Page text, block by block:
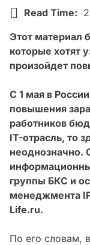
Read Time:
Этот материал
которые хотят
произойдет
С 1 мая в
повышения
работников
IT-отрасль, то
неоднозначно.
группы БКС и
менеджмента
Life.ru.
По его словам,